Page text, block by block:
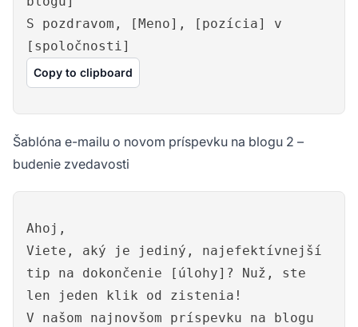
S pozdravom, [Meno], [pozícia] v
[spoločnosti]
Copy to clipboard
Šablóna e-mailu o novom príspevku na blogu 2 –
budenie zvedavosti
Ahoj,
Viete, aký je jediný, najefektívnejší
tip na dokončenie [úlohy]? Nuž, ste
len jeden klik od zistenia!
V našom najnovšom príspevku na blogu